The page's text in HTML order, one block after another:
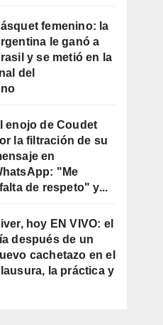
femenino: la
le ganó a
y se metió en la
del
enojo de Coudet
la filtración de su
en
"Me
de respeto" y...
hoy EN VIVO: el
después de un
cachetazo en el
la práctica y